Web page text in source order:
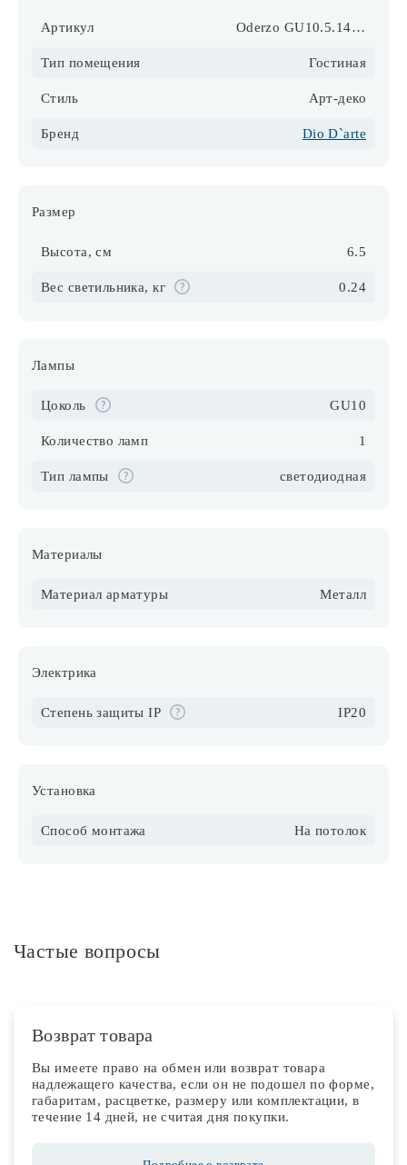
Артикул Oderzo GU10.5.14.8.100 N
Тип помещения Гостиная
Стиль Арт-деко
Бренд Dio D`arte
Размер
Высота, см 6.5
Вес светильника, кг 0.24
Лампы
Цоколь GU10
Количество ламп 1
Тип лампы светодиодная
Материалы
Материал арматуры Металл
Электрика
Степень защиты IP IP20
Установка
Способ монтажа На потолок
Частые вопросы
Возврат товара
Вы имеете право на обмен или возврат товара
надлежащего качества, если он не подошел по форме,
габаритам, расцветке, размеру или комплектации, в
течение 14 дней, не считая дня покупки.